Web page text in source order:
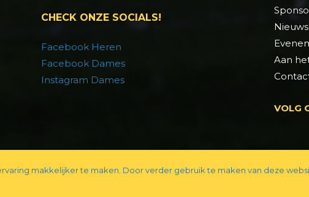
CHECK ONZE SOCIALS!
Facebook Heren
Facebook Dames
Instagram Dames
Nieuws
Aan
VOLG
makkelijker te maken. Door verder gebruik te maken van deze